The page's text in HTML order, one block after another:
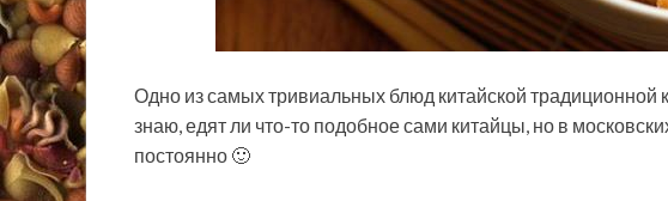
Одно из самых тривиальных блюд китайской традиционной
знаю, едят ли что-то подобное сами китайцы, но в
постоянно 🙂